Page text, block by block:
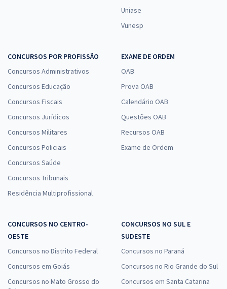
Uniase
Vunesp
CONCURSOS POR PROFISSÃO
Concursos Administrativos
Concursos Educação
Concursos Fiscais
Concursos Jurídicos
Concursos Militares
Concursos Policiais
Concursos Saúde
Concursos Tribunais
Residência Multiprofissional
EXAME DE ORDEM
OAB
Prova OAB
Calendário OAB
Questões OAB
Recursos OAB
Exame de Ordem
CONCURSOS NO CENTRO-
OESTE
Concursos no Distrito Federal
Concursos em Goiás
Concursos no Mato Grosso do
CONCURSOS NO SUL E
SUDESTE
Concursos no Paraná
Concursos no Rio Grande do Sul
Concursos em Santa Catarina